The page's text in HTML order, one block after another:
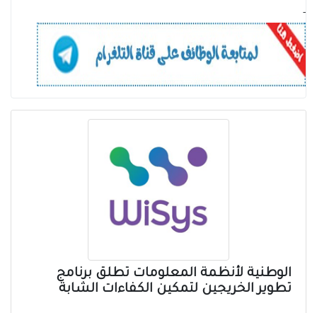
-
الوطنية لأنظمة المعلومات تطلق برنامج
تطوير الخريجين لتمكين الكفاءات الشابة